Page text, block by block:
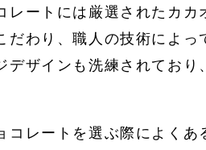
レートには厳選されたカカ
だわり、職人の技術によ
デザインも洗練されてお
コレートを選ぶ際によく